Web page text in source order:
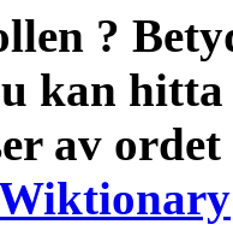
?
kan
av ordet